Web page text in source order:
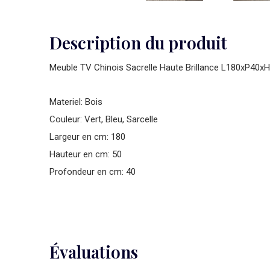
Description du produit
Meuble TV Chinois Sacrelle Haute Brillance
Materiel: Bois
Couleur: Vert, Bleu, Sarcelle
Largeur en cm: 180
Hauteur en cm: 50
Profondeur en cm: 40
Évaluations